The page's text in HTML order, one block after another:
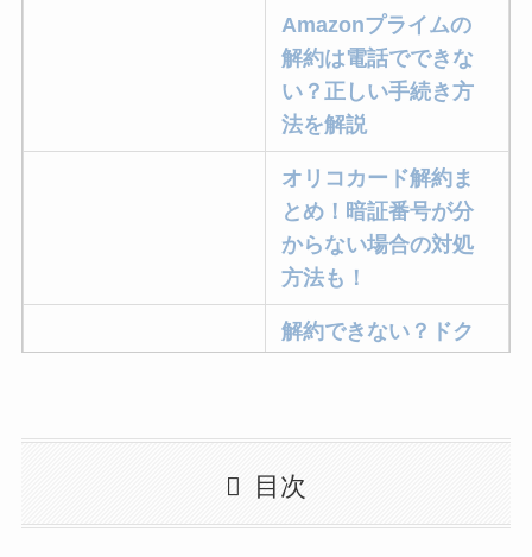
Amazonプライムの
解約は電話でできな
い？正しい手続き方
法を解説
オリコカード解約ま
とめ！暗証番号が分
からない場合の対処
方法も！
解約できない？ドク
解約方法まとめ！契
約期間が過ぎた場合
目次